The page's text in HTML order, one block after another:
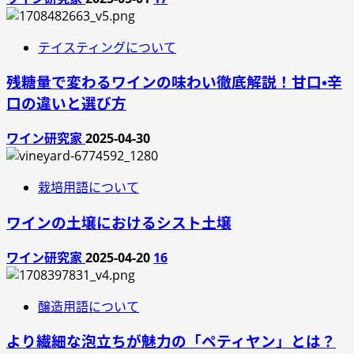
テイスティングについて
残糖量で変わるワインの味わい徹底解説！甘口・辛
口の違いと選び方
ワイン研究家2025-04-30
栽培用語について
ワインの土壌におけるシスト土壌
ワイン研究家2025-04-20 16
醸造用語について
より繊細な泡立ちが魅力の「ペティヤン」とは？